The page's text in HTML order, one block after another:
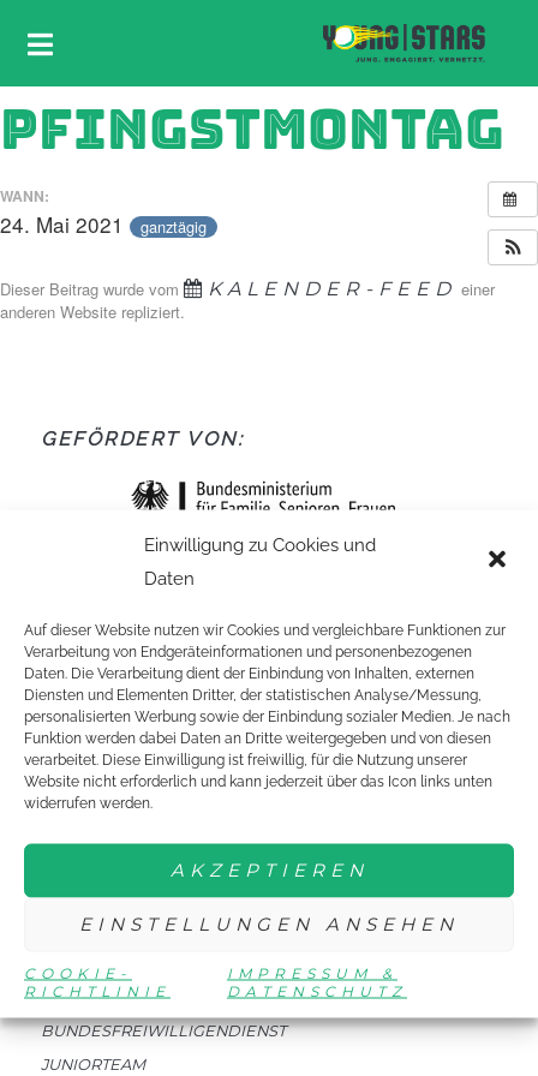
Einwilligung zu Cookies und
Daten
Auf dieser Website nutzen wir Cookies und vergleichbare Funktionen zur
Verarbeitung von Endgeräteinformationen und personenbezogenen
Daten. Die Verarbeitung dient der Einbindung von Inhalten, externen
Diensten und Elementen Dritter, der statistischen Analyse/Messung,
personalisierten Werbung sowie der Einbindung sozialer Medien. Je nach
Funktion werden dabei Daten an Dritte weitergegeben und von diesen
verarbeitet. Diese Einwilligung ist freiwillig, für die Nutzung unserer
Website nicht erforderlich und kann jederzeit über das Icon links unten
widerrufen werden.
AKZEPTIEREN
EINSTELLUNGEN ANSEHEN
COOKIE-
RICHTLINIE
IMPRESSUM &
DATENSCHUTZ
PFINGSTMONTAG
WANN:
24. Mai 2021 ganztägig
Dieser Beitrag wurde vom KALENDER-FEED einer
anderen Website repliziert.
GEFÖRDERT VON:
EINE ORGANISATION VON:
MITMACHEN
BUNDESFREIWILLIGENDIENST
JUNIORTEAM